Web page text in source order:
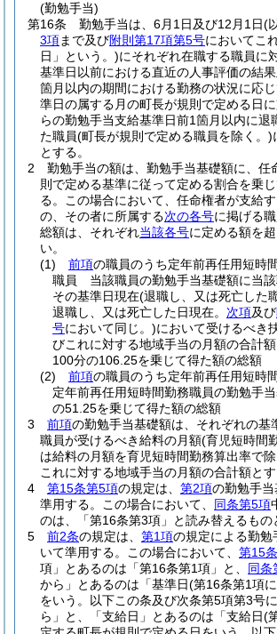
(勤勉手当)
第16条
勤勉手当は、6月1日及び12月1日(
3項まで及び附則第17項第5号においてこ
日」という。)にそれぞれ在職する職員に
基準日以前における直近の人事評価の結
箇月以内の期間における勤務の状況に応
準日の属する月の町長が規則で定める日に
らの勤勉手当支給基準日前1箇月以内に退
た職員(町長が規則で定める職員を除く。)
とする。
2
勤勉手当の額は、勤勉手当基礎額に、任
則で定める基準に従って定める割合を乗
る。
この場合において、任命権者が支給
の、その者に所属する次の各号に掲げる
総額は、それぞれ当該各号に定める額を
い。
(1)
前項の職員のうち定年前再任用短時
職員 当該職員の勤勉手当基礎額に当
その基準日現在(退職し、又は死亡した
退職し、又は死亡した日現在。 次項及び
号において同じ。)において受けるべき
びこれに対する地域手当の月額の合計
100分の106.25を乗じて得た額の総額
(2)
前項の職員のうち定年前再任用短
定年前再任用短時間勤務職員の勤勉手
の51.25を乗じて得た額の総額
3
前項の勤勉手当基礎額は、それぞれの基
職員が受けるべき給料の月額(育児短時間
は給料の月額を育児短時間勤務算出率で
これに対する地域手当の月額の合計額とす
4
第15条第5項の規定は、 第2項の勤勉手
準用する。
この場合において、 同条第5項
のは、「第16条第3項」と読み替えるもの
5
前2条の規定は、 第1項の規定による勤勉
いて準用する。
この場合において、 第15
項」とあるのは「第16条第1項」と、 同条
から」とあるのは「基準日(第16条第1項
をいう。以下この条及び次条第5項第3号
ら」と、「支給日」とあるのは「支給日(